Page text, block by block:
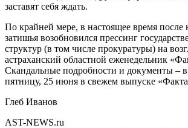
заставят себя ждать.
По крайней мере, в настоящее время после
затишья возобновился прессинг
структур (в том числе прокуратуры) на
астраханский областной еженедельник
Скандальные подробности и документы –
пятницу, 25 июня в свежем выпуске
Глеб Иванов
AST-NEWS.ru